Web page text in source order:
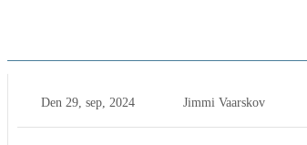
Den 29, sep, 2024 Jimmi Vaarskov